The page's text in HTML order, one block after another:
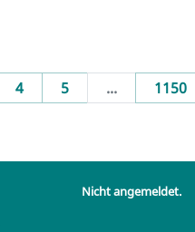
4 5 ... 1150
Nicht angemeldet.